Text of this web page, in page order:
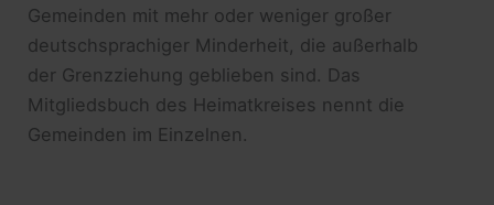
Gemeinden mit mehr oder weniger großer
deutschsprachiger Minderheit, die außerhalb
der Grenzziehung geblieben sind. Das
Mitgliedsbuch des Heimatkreises nennt die
Gemeinden im Einzelnen.